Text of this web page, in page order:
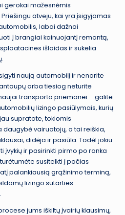
gerokai mažesnėmis
atveju, kai yra įsigyjamas
labai dažnai
į brangiai kainuojantį remontą,
išlaidas ir sukelia
naują automobilį ir nenorite
arba tiesiog neturite
transporto priemonei – galite
lizingo pasiūlymais, kurių
supratote, tokiomis
vairuotojų, o tai reiškia,
didėja ir pasiūla. Todėl jokiu
įvykių ir pasirinkti pirmo po ranka
susitelkti į pačias
palankiausią grąžinimo terminą,
lizingo sutarties
jums iškiltų įvairių klausimų,